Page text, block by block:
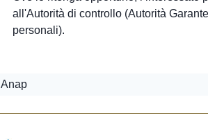
all'Autorità di controllo (Autorità
personali).
Anap